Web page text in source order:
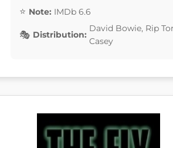
Note: IMDb 6.6
Distribution:
David Bowie, Rip
Casey